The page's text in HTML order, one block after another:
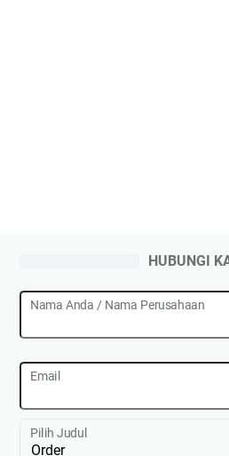
HUBUNGI
Nama Anda / Nama Perusahaan
Email
Pilih Judul